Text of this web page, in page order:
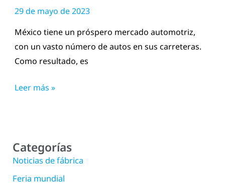
Categorías
Noticias de fábrica
Feria mundial
29 de mayo de 2023
México tiene un próspero mercado automotriz,
con un vasto número de autos en sus carreteras.
Como resultado, es
Leer más »